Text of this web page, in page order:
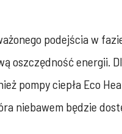
podejścia w
oszczędność energii.
pompy ciepła Eco
niebawem będzie